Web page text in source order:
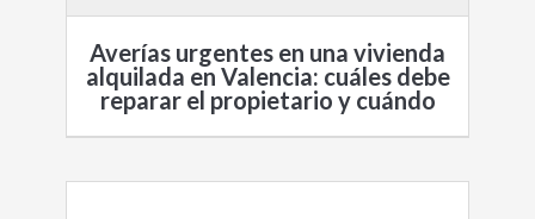
Averías urgentes en una vivienda
alquilada en Valencia: cuáles debe
reparar el propietario y cuándo